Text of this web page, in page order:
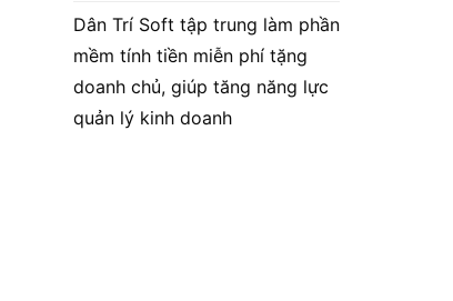
Dân Trí Soft tập trung làm phần
mềm tính tiền miễn phí tặng
doanh chủ, giúp tăng năng lực
quản lý kinh doanh